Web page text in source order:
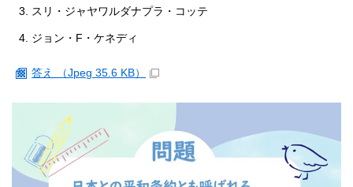
スリ・ジャヤワルダナプラ・コッテ
ジョン・F・ケネディ
答え （Jpeg 35.6 KB）